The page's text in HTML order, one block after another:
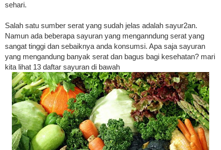
sehari.
Salah satu sumber serat yang sudah jelas adalah sayur2an.
Namun ada beberapa sayuran yang menganndung serat yang
sangat tinggi dan sebaiknya anda konsumsi. Apa saja sayuran
yang mengandung banyak serat dan bagus bagi kesehatan? mari
kita lihat 13 daftar sayuran di bawah